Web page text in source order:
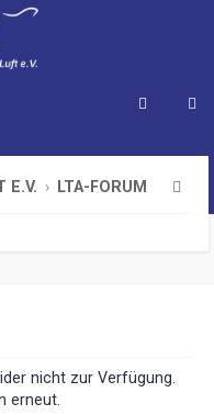
E.V. LTA-FORUM
nicht zur Verfügung.
erneut.